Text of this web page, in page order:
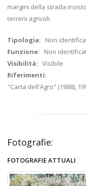
margini della strada
terreni agricoli.
Tipologia: Non
Funzione: Non
Visibilità: Visibile
Riferimenti:
"Carta dell'Agro" (1988),
Fotografie:
FOTOGRAFIE ATTUALI